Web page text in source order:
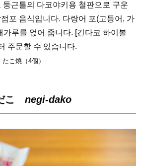
둥근틀의 다코야키용 철판으로 구운
포 음식입니다. 다랑어 포(고등어, 가
가루를 얹어 줍니다. [긴다코 하이볼
주문할 수 있습니다.
こ焼（4個）
こ negi-dako